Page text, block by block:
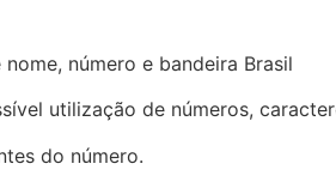
número e bandeira Brasil
utilização de números,
do número.